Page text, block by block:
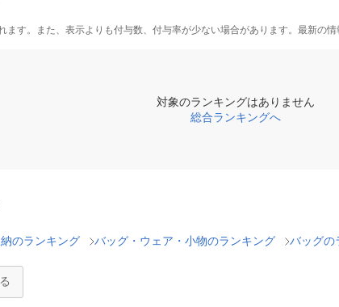
す。また、表示よりも付与数、付与率が少ない場合があります。最新の情
対象のランキングはありません
総合ランキングへ
のランキング バッグ・ウェア・小物のランキング バッグの